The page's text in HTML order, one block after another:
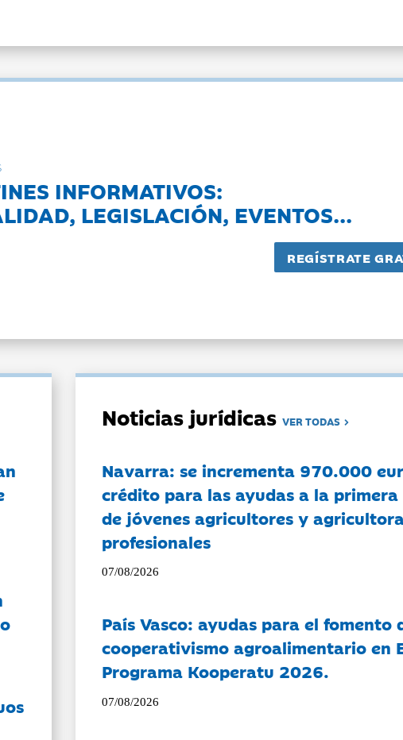
INFORMATIVOS:
LEGISLACIÓN, EVENTOS...
Noticias jurídicasVER TODAS
Navarra: se incrementa 970.000
crédito para las ayudas a la
de jóvenes agricultores y
profesionales
07/08/2026
País Vasco: ayudas para el fomento
cooperativismo agroalimentario en
Programa Kooperatu 2026.
07/08/2026